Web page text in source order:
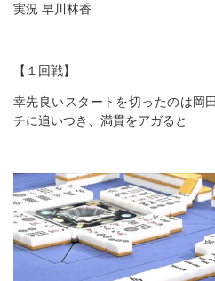
実況 早川林香
【１回戦】
幸先良いスタートを切ったのは岡
チに追いつき、満貫をアガると